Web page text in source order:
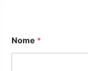
Nome *